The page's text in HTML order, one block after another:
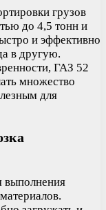
грузов
до 4,5 тонн и
и эффективно
в другую.
ГАЗ 52
множество
для
выполнения